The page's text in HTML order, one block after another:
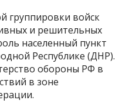
группировки войск
и решительных
населенный пункт
Республике (ДНР).
обороны РФ в
в зоне